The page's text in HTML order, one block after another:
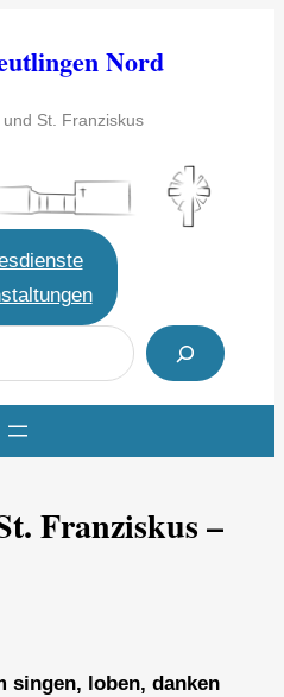
Nord
St. Franziskus
Franziskus –
singen, loben, danken